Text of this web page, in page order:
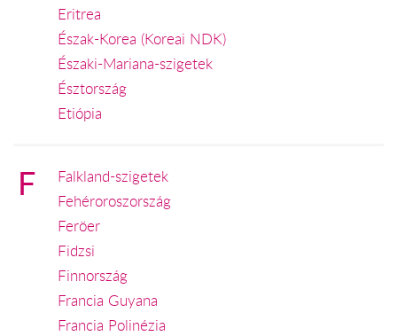
Eritrea
Észak-Korea (Koreai NDK)
Északi-Mariana-szigetek
Észtország
Etiópia
F
Falkland-szigetek
Fehéroroszország
Feröer
Fidzsi
Finnország
Francia Guyana
Francia Polinézia